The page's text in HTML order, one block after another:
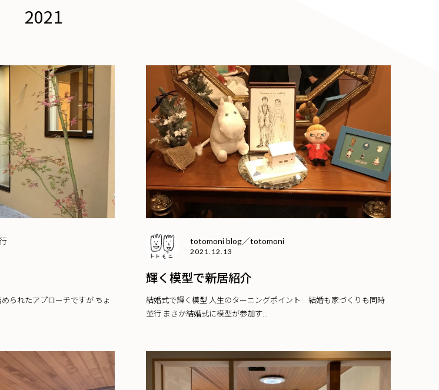
2021
られたアプローチですが ちょ
totomoni blog／totomoni
2021.12.13
輝く模型で新居紹介
結婚式で輝く模型 人生のターニングポイント 結婚も家づくりも同時
並行 まさか結婚式に模型が参加す...